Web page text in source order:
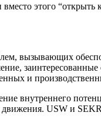
вместо этого
вызывающих
и
внутреннего
движения. USW и